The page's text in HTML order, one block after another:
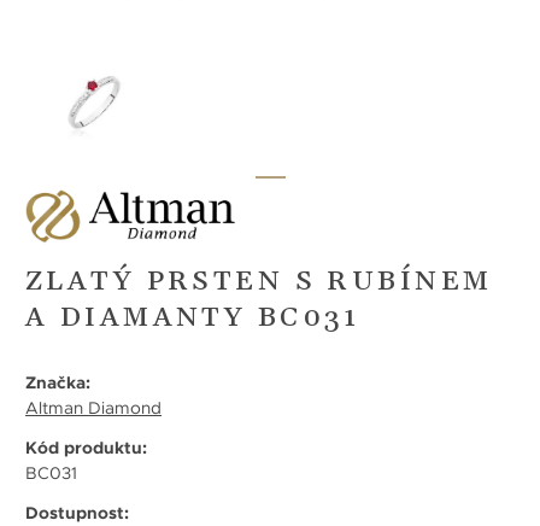
ZLATÝ PRSTEN S RUBÍNEM
A DIAMANTY BC031
Značka:
Altman Diamond
Kód produktu:
BC031
Dostupnost: